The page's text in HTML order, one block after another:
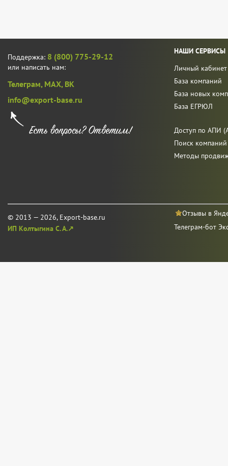
Поддержка: 8 (800) 775-29-12
или написать нам:
Телеграм, MAX, ВК
info@export-base.ru
© 2013 — 2026, Export-base.ru
ИП Колтыгина С. А.↗
НАШИ СЕРВИСЫ
Личный кабинет
База компаний
База новых
База ЕГРЮЛ
Доступ по АПИ
Поиск
Методы
Отзывы в
Телеграм-бот